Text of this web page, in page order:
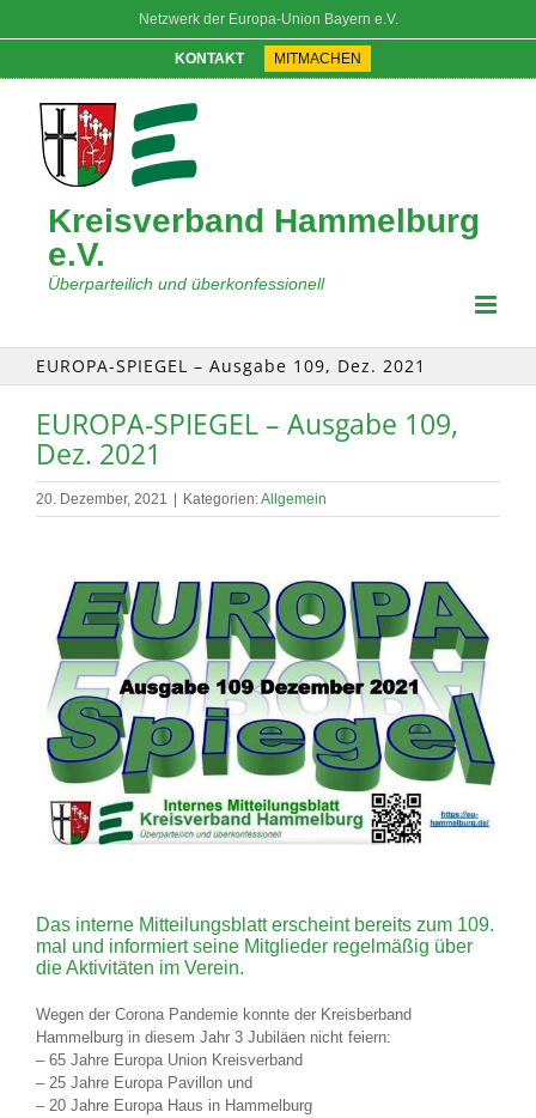
Netzwerk der Europa-Union Bayern e.V.
KONTAKT MITMACHEN
Kreisverband Hammelburg
e.V.
Überparteilich und überkonfessionell
EUROPA-SPIEGEL – Ausgabe 109, Dez. 2021
EUROPA-SPIEGEL – Ausgabe 109,
Dez. 2021
20. Dezember, 2021 Kategorien:Allgemein
Das interne Mitteilungsblatt erscheint bereits zum 109.
mal und informiert seine Mitglieder regelmäßig über
die Aktivitäten im Verein.
Wegen der Corona Pandemie konnte der Kreisberband
Hammelburg in diesem Jahr 3 Jubiläen nicht feiern:
– 65 Jahre Europa Union Kreisverband
– 25 Jahre Europa Pavillon und
– 20 Jahre Europa Haus in Hammelburg